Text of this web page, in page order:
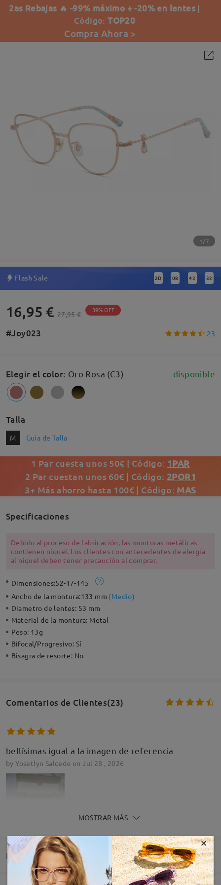
2as Rebajas 🔥 -99% máximo + -20% en lentes |
Código:TOP20
Compra Ahora >
1/7
Flash Sale 2D : 08 : 42 : 31
16,95 € 27,95 € 39% OFF
#Joy023 23
Elegir el color: Oro Rosa (C3) disponible
Talla
M Guía de Talla
1 Par cuesta unos 50€ | Código: 1PAR
2 Par cuestan unos 60€ | Código: 2POR1
3+ Más ahorro hasta 100€ | Código: MAS
Specificaciones
Debido al proceso de fabricación, las monturas metálicas
contienen níquel. Los clientes con antecedentes de alergia
al níquel deben tener precaución al comprar.
Dimensiones:52-17-145
Ancho de la montura:133 mm (Medio)
Diametro de lentes: 53 mm
Material de la montura: Metal
Peso: 13g
Bifocal/Progresivo: Sí
Bisagra de resorte: No
Comentarios de Clientes(23)
bellísimas igual a la imagen de referencia
by Yosetlyn Salcedo on Jul 28 , 2026
Leer todos los
comentarios
Deje su comentario
MOSTRAR MÁS
Entrega
×